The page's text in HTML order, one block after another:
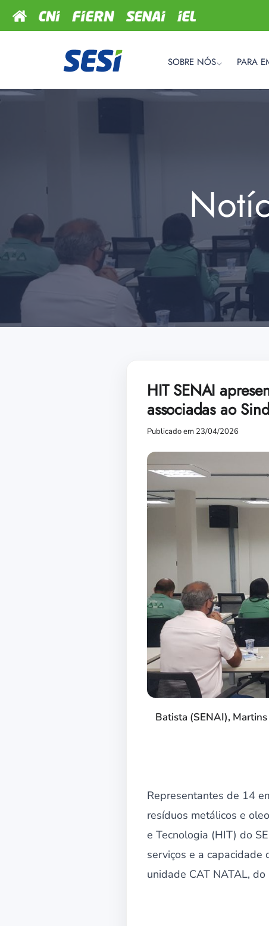
SOBRE NÓS PARA
HIT SENAI
associadas ao
Publicado em 23/04/2026
Batista (SENAI),
Representantes de 14
resíduos metálicos e
e Tecnologia (HIT) do
serviços e a capacidade
unidade CAT NATAL, do